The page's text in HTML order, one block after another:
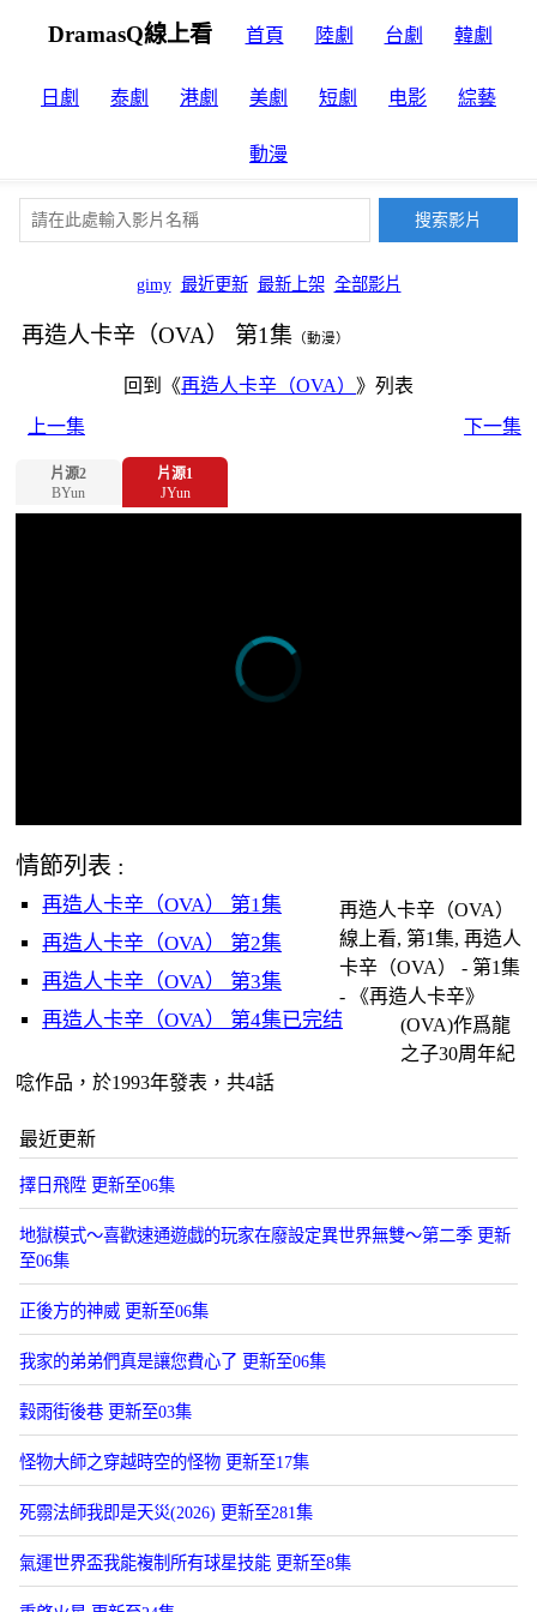
DramasQ線上看 首頁 陸劇 台劇 韓劇
日劇 泰劇 港劇 美劇 短劇 电影 綜藝
動漫
gimy 最近更新 最新上架 全部影片
再造人卡辛（OVA） 第1集 （動漫）
回到《再造人卡辛（OVA） 》列表
上一集
下一集
片源2
BYun
片源1
JYun
情節列表 :
再造人卡辛（OVA） 第1集
再造人卡辛（OVA） 第2集
再造人卡辛（OVA） 第3集
再造人卡辛（OVA） 第4集已完结
再造人卡辛（OVA）
線上看, 第1集, 再造人
卡辛（OVA） - 第1集
- 《再造人卡辛》
(OVA)作爲龍
之子30周年紀
唸作品，於1993年發表，共4話
最近更新
擇日飛陞 更新至06集
地獄模式～喜歡速通遊戯的玩家在廢設定異世界無雙～第二季 更新
至06集
正後方的神威 更新至06集
我家的弟弟們真是讓您費心了 更新至06集
穀雨街後巷 更新至03集
​怪物大師之穿越時空的怪物​ 更新至17集
死霛法師我即是天災(2026) 更新至281集
氣運世界盃我能複制所有球星技能 更新至8集